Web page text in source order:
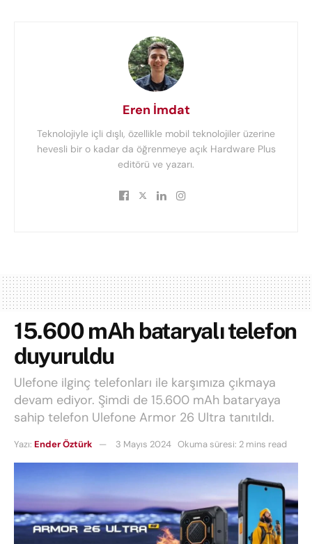
Eren İmdat
Teknolojiyle içli dışlı, özellikle mobil teknolojiler üzerine
hevesli bir o kadar da öğrenmeye açık Hardware Plus
editörü ve yazarı.
15.600 mAh bataryalı telefon
duyuruldu
Ulefone ilginç telefonları ile karşımıza çıkmaya
devam ediyor. Şimdi de 15.600 mAh bataryaya
sahip telefon Ulefone Armor 26 Ultra tanıtıldı.
Yazı: Ender Öztürk 3 Mayıs 2024 Okuma süresi: 2 mins read